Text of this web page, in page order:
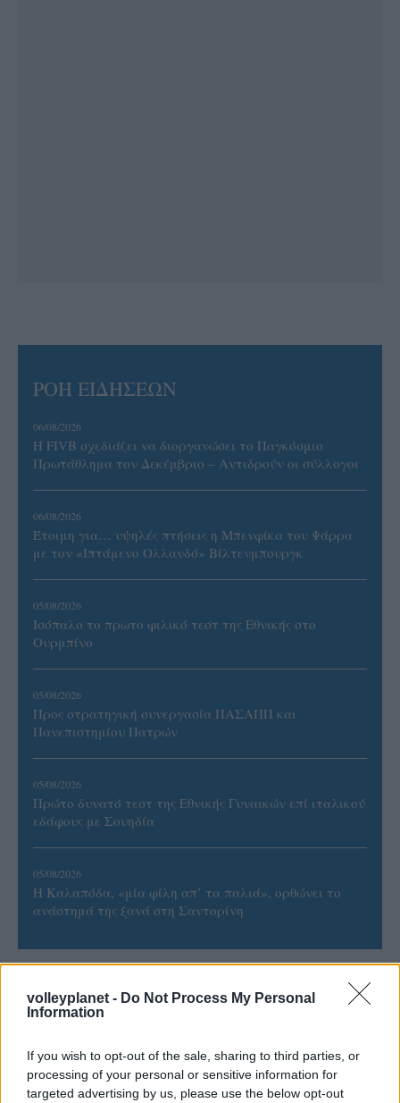
volleyplanet - Do Not Process My Personal
Information
If you wish to opt-out of the sale, sharing to third parties, or
processing of your personal or sensitive information for
targeted advertising by us, please use the below opt-out
ΡΟΗ ΕΙΔΗΣΕΩΝ
06/08/2026
Η FIVB σχεδιάζει να διοργανώσει το Παγκόσμιο
Πρωτάθλημα τον Δεκέμβριο – Αντιδρούν οι σύλλογοι
06/08/2026
Έτοιμη για… υψηλές πτήσεις η Μπενφίκα του Ψάρρα
με τον «Ιπτάμενο Ολλανδό» Βίλτενμπουργκ
05/08/2026
Ισόπαλο το πρωτο φιλικό τεστ της Εθνικής στο
Ουρμπίνο
05/08/2026
Προς στρατηγική συνεργασία ΠΑΣΑΠΠ και
Πανεπιστημίου Πατρών
05/08/2026
Πρώτο δυνατό τεστ της Εθνικής Γυναικών επί ιταλικού
εδάφους με Σουηδία
05/08/2026
Η Καλαπόδα, «μία φίλη απ’ τα παλιά», ορθώνει το
ανάστημά της ξανά στη Σαντορίνη
ΓΝΩΜΕΣ
ΠΕΝΥ ΡΟΝΤΟΓΙΑΝΝΗ